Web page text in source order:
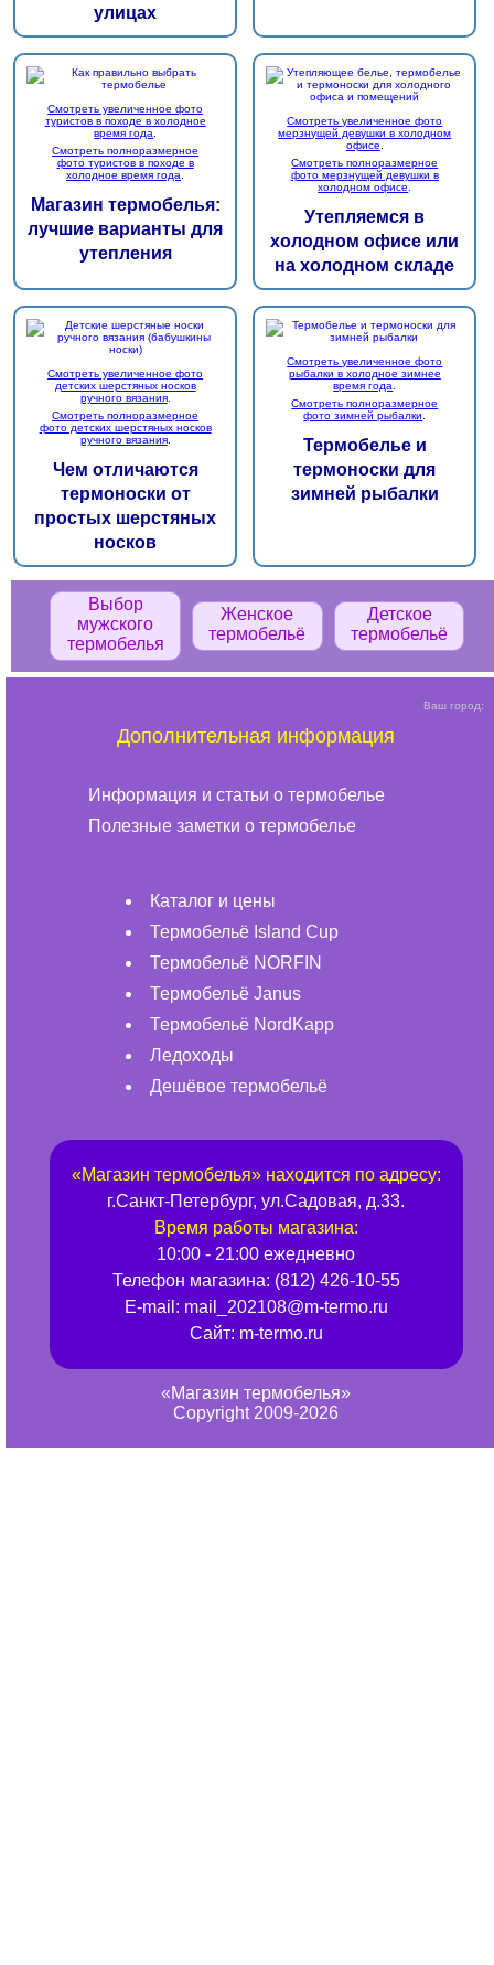
Выбор
мужского
термобелья
Женское
термобельё
Детское
термобельё
улицах
Смотреть увеличенное фото
туристов в походе в холодное
время года.
Смотреть полноразмерное
фото туристов в походе в
холодное время года.
Магазин термобелья:
лучшие варианты для
утепления
Смотреть увеличенное фото
мерзнущей девушки в холодном
офисе.
Смотреть полноразмерное
фото мерзнущей девушки в
холодном офисе.
Утепляемся в
холодном офисе или
на холодном складе
Смотреть увеличенное фото
детских шерстяных носков
ручного вязания.
Смотреть полноразмерное
фото детских шерстяных носков
ручного вязания.
Чем отличаются
термоноски от
простых шерстяных
носков
Смотреть увеличенное фото
рыбалки в холодное зимнее
время года.
Смотреть полноразмерное
фото зимней рыбалки.
Термобелье и
термоноски для
зимней рыбалки
Ваш город:
Дополнительная информация
Информация и статьи о термобелье
Полезные заметки о термобелье
Каталог и цены
Термобельё Island Cup
Термобельё NORFIN
Термобельё Janus
Термобельё NordKapp
Ледоходы
Дешёвое термобельё
«Магазин термобелья» находится по адресу:
г.Санкт-Петербург, ул.Садовая, д.33.
Время работы магазина:
10:00 - 21:00 ежедневно
Телефон магазина: (812) 426-10-55
E-mail: mail_202108@m-termo.ru
Сайт: m-termo.ru
«Магазин термобелья»
Copyright 2009-2026